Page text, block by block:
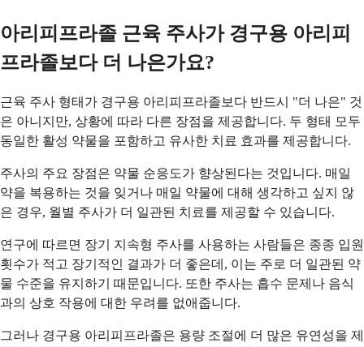
아리피프라졸 근육 주사가 경구용 아리피
프라졸보다 더 나은가요?
근육 주사 형태가 경구용 아리피프라졸보다 반드시 "더 나은" 것
은 아니지만, 상황에 따라 다른 장점을 제공합니다. 두 형태 모두
동일한 활성 약물을 포함하고 유사한 치료 효과를 제공합니다.
주사의 주요 장점은 약물 순응도가 향상된다는 것입니다. 매일
약을 복용하는 것을 잊거나 매일 약물에 대해 생각하고 싶지 않
은 경우, 월별 주사가 더 일관된 치료를 제공할 수 있습니다.
연구에 따르면 장기 지속형 주사를 사용하는 사람들은 종종 입원
횟수가 적고 장기적인 결과가 더 좋은데, 이는 주로 더 일관된 약
물 수준을 유지하기 때문입니다. 또한 주사는 흡수 문제나 음식
과의 상호 작용에 대한 우려를 없애줍니다.
그러나 경구용 아리피프라졸은 용량 조절에 더 많은 유연성을 제